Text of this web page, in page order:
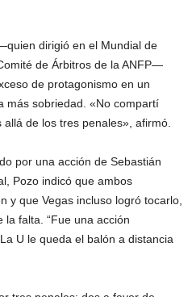
dirigió en el Mundial de
de Árbitros de la ANFP—
de protagonismo en un
más sobriedad. «No compartí
de los tres penales», afirmó.
por una acción de Sebastián
Pozo indicó que ambos
y que Vegas incluso logró tocarlo,
falta. “Fue una acción
U le queda el balón a distancia